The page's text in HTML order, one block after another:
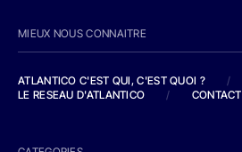
MIEUX NOUS CONNAITRE
ATLANTICO C'EST QUI, C'EST QUOI ?
/
LE RESEAU D'ATLANTICO
/ CONTACT